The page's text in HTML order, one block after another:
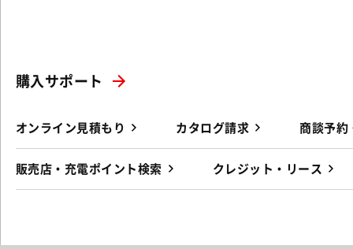
購入サポート
オンライン見積もり カタログ請求 商談予約
販売店・充電ポイント検索 クレジット・リース